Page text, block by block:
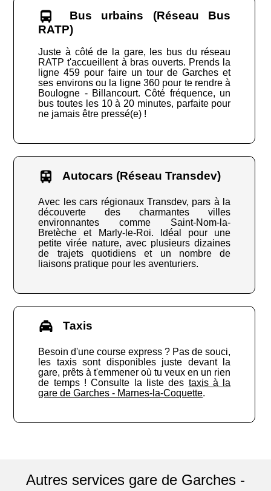
Bus urbains (Réseau Bus
RATP)
Juste à côté de la gare, les bus du réseau
RATP t'accueillent à bras ouverts. Prends la
ligne 459 pour faire un tour de Garches et
ses environs ou la ligne 360 pour te rendre à
Boulogne - Billancourt. Côté fréquence, un
bus toutes les 10 à 20 minutes, parfaite pour
ne jamais être pressé(e) !
Autocars (Réseau Transdev)
Avec les cars régionaux Transdev, pars à la
découverte des charmantes villes
environnantes comme Saint-Nom-la-
Bretèche et Marly-le-Roi. Idéal pour une
petite virée nature, avec plusieurs dizaines
de trajets quotidiens et un nombre de
liaisons pratique pour les aventuriers.
Taxis
Besoin d'une course express ? Pas de souci,
les taxis sont disponibles juste devant la
gare, prêts à t'emmener où tu veux en un rien
de temps ! Consulte la liste des taxis à la
gare de Garches - Marnes-la-Coquette.
Autres services gare de Garches -